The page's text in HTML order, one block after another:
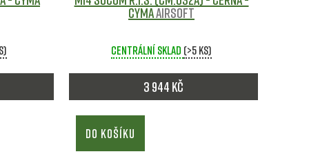
CYMAAirsoft
Centrální sklad (>5 ks)
3 944 Kč
DO KOŠÍKU